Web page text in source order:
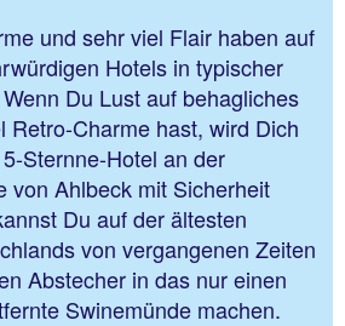
und sehr viel Flair haben auf
Hotels in typischer
Du Lust auf behagliches
Retro-Charme hast, wird Dich
Sternne-Hotel an der
von Ahlbeck mit Sicherheit
Du auf der ältesten
von vergangenen Zeiten
Abstecher in das nur einen
Swinemünde machen.